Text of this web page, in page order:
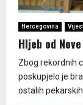
Hercegovina
Hljeb od
Zbog rekordnih
poskupjelo je
ostalih pekarskih